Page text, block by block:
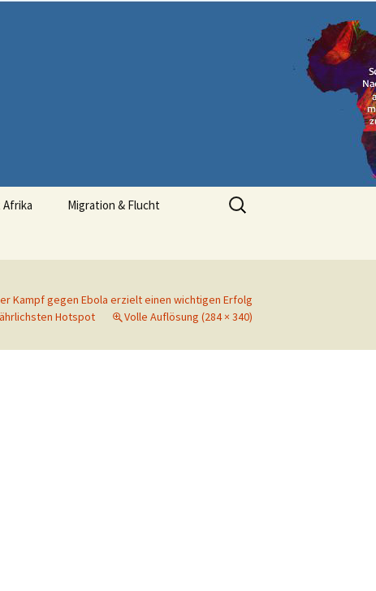
Migration & Flucht
Suchen
nach:
Kampf gegen Ebola erzielt einen wichtigen Erfolg
Hotspot
Volle Auflösung (284 × 340)